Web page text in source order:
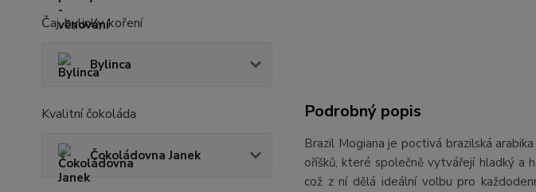
Čaj, bylinky, koření
Bylinca
Kvalitní čokoláda
Čokoládovna Janek
Podrobný popis
Brazil Mogiana je poctivá brazilská
oříšků, které společně vytvářejí hladký a
což z ní dělá ideální volbu pro